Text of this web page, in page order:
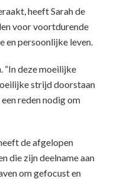
heeft Sarah de
voor voortdurende
en persoonlijke leven.
“In deze moeilijke
strijd doorstaan
reden nodig om
de afgelopen
die zijn deelname aan
om gefocust en